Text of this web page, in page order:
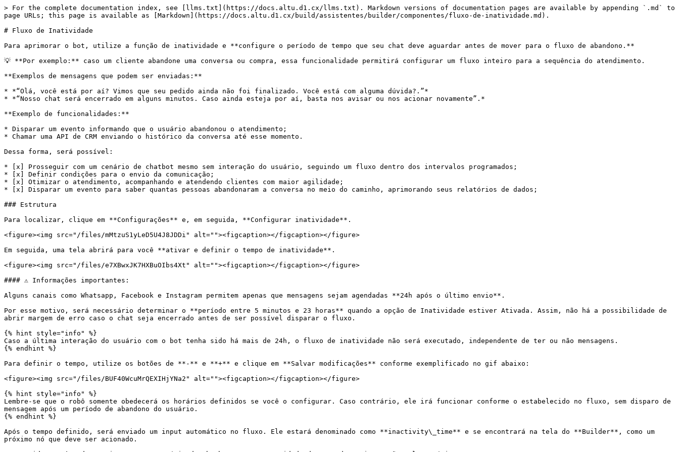
> For the complete documentation index, see [llms.txt](https://docs.altu.d1.cx/llms.txt). Markdown versions of documentation pages are available by appending `.md` to
page URLs; this page is available as [Markdown](https://docs.altu.d1.cx/build/assistentes/builder/componentes/fluxo-de-inatividade.md).
# Fluxo de Inatividade
Para aprimorar o bot, utilize a função de inatividade e **configure o período de tempo que seu chat deve aguardar antes de mover para o fluxo de abandono.**
💡 **Por exemplo:** caso um cliente abandone uma conversa ou compra, essa funcionalidade permitirá configurar um fluxo inteiro para a sequência do atendimento.
**Exemplos de mensagens que podem ser enviadas:**
* *“Olá, você está por aí? Vimos que seu pedido ainda não foi finalizado. Você está com alguma dúvida?.”*
* *“Nosso chat será encerrado em alguns minutos. Caso ainda esteja por aí, basta nos avisar ou nos acionar novamente”.*
**Exemplo de funcionalidades:**
* Disparar um evento informando que o usuário abandonou o atendimento;
* Chamar uma API de CRM enviando o histórico da conversa até esse momento.
Dessa forma, será possível:
* [x] Prosseguir com um cenário de chatbot mesmo sem interação do usuário, seguindo um fluxo dentro dos intervalos programados;
* [x] Definir condições para o envio da comunicação;
* [x] Otimizar o atendimento, acompanhando e atendendo clientes com maior agilidade;
* [x] Disparar um evento para saber quantas pessoas abandonaram a conversa no meio do caminho, aprimorando seus relatórios de dados;
### Estrutura
Para localizar, clique em **Configurações** e, em seguida, **Configurar inatividade**.
<figure><img src="/files/mMtzuS1yLeD5U4J8JDDi" alt=""><figcaption></figcaption></figure>
Em seguida, uma tela abrirá para você **ativar e definir o tempo de inatividade**.
<figure><img src="/files/e7XBwxJK7HXBuOIbs4Xt" alt=""><figcaption></figcaption></figure>
#### ⚠️ Informações importantes:
Alguns canais como Whatsapp, Facebook e Instagram permitem apenas que mensagens sejam agendadas **24h após o último envio**.
Por esse motivo, será necessário determinar o **período entre 5 minutos e 23 horas** quando a opção de Inatividade estiver Ativada. Assim, não há a possibilidade de
abrir margem de erro caso o chat seja encerrado antes de ser possível disparar o fluxo.
{% hint style="info" %}
Caso a última interação do usuário com o bot tenha sido há mais de 24h, o fluxo de inatividade não será executado, independente de ter ou não mensagens.
{% endhint %}
Para definir o tempo, utilize os botões de **-** e **+** e clique em **Salvar modificações** conforme exemplificado no gif abaixo:
<figure><img src="/files/BUF40WcuMrQEXIHjYNa2" alt=""><figcaption></figcaption></figure>
{% hint style="info" %}
Lembre-se que o robô somente obedecerá os horários definidos se você o configurar. Caso contrário, ele irá funcionar conforme o estabelecido no fluxo, sem disparo de
mensagem após um período de abandono do usuário.
{% endhint %}
Após o tempo definido, será enviado um input automático no fluxo. Ele estará denominado como **inactivity\_time** e se encontrará na tela do **Builder**, como um
próximo nó que deve ser acionado.